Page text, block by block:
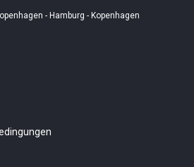
- Hamburg - Kopenhagen